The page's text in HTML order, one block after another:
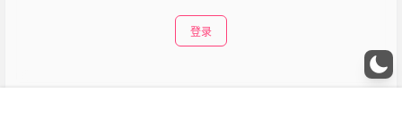
登录